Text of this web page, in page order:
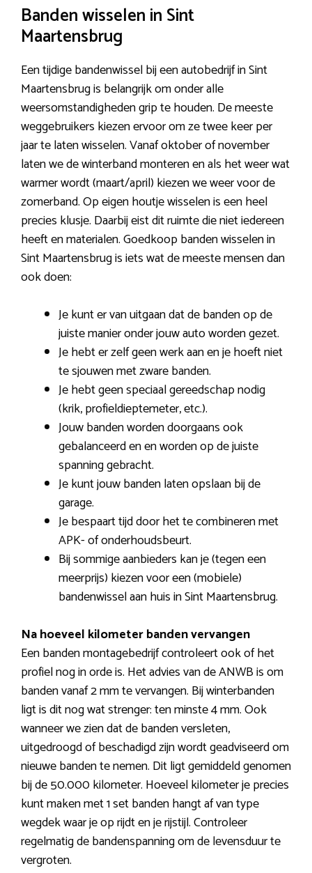
Banden wisselen in Sint
Maartensbrug
Een tijdige bandenwissel bij een autobedrijf in Sint
Maartensbrug is belangrijk om onder alle
weersomstandigheden grip te houden. De meeste
weggebruikers kiezen ervoor om ze twee keer per
jaar te laten wisselen. Vanaf oktober of november
laten we de winterband monteren en als het weer wat
warmer wordt (maart/april) kiezen we weer voor de
zomerband. Op eigen houtje wisselen is een heel
precies klusje. Daarbij eist dit ruimte die niet iedereen
heeft en materialen. Goedkoop banden wisselen in
Sint Maartensbrug is iets wat de meeste mensen dan
ook doen:
Je kunt er van uitgaan dat de banden op de
juiste manier onder jouw auto worden gezet.
Je hebt er zelf geen werk aan en je hoeft niet
te sjouwen met zware banden.
Je hebt geen speciaal gereedschap nodig
(krik, profieldieptemeter, etc.).
Jouw banden worden doorgaans ook
gebalanceerd en en worden op de juiste
spanning gebracht.
Je kunt jouw banden laten opslaan bij de
garage.
Je bespaart tijd door het te combineren met
APK- of onderhoudsbeurt.
Bij sommige aanbieders kan je (tegen een
meerprijs) kiezen voor een (mobiele)
bandenwissel aan huis in Sint Maartensbrug.
Na hoeveel kilometer banden vervangen
Een banden montagebedrijf controleert ook of het
profiel nog in orde is. Het advies van de ANWB is om
banden vanaf 2 mm te vervangen. Bij winterbanden
ligt is dit nog wat strenger: ten minste 4 mm. Ook
wanneer we zien dat de banden versleten,
uitgedroogd of beschadigd zijn wordt geadviseerd om
nieuwe banden te nemen. Dit ligt gemiddeld genomen
bij de 50.000 kilometer. Hoeveel kilometer je precies
kunt maken met 1 set banden hangt af van type
wegdek waar je op rijdt en je rijstijl. Controleer
regelmatig de bandenspanning om de levensduur te
vergroten.